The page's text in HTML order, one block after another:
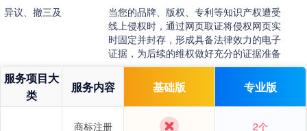
议、撤三及
当您的品牌、版权、专利等知识产权遭受
线上侵权时，通过网页取证将侵权网页实
时固定并封存，形成具备法律效力的电子
证据，为后续的维权做好充分的证据准备
了解详情
服务项目大
类
服务内容 基础版 专业版
商标注册 2个